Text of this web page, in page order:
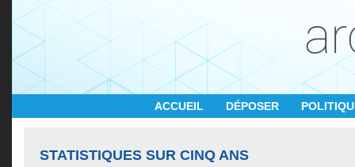
ACCUEIL DÉPOSER
STATISTIQUES SUR CINQ ANS